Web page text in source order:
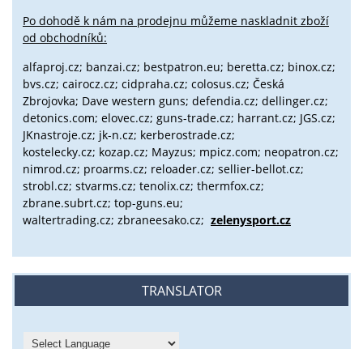
Po dohodě k nám na prodejnu můžeme naskladnit zboží
od obchodníků:
alfaproj.cz; banzai.cz; bestpatron.eu; beretta.cz; binox.cz;
bvs.cz; cairocz.cz; cidpraha.cz; colosus.cz; Česká
Zbrojovka; Dave western guns; defendia.cz; dellinger.cz;
detonics.com; elovec.cz; guns-trade.cz; harrant.cz; JGS.cz;
JKnastroje.cz; jk-n.cz; kerberostrade.cz;
kostelecky.cz; kozap.cz; Mayzus; mpicz.com; neopatron.cz;
nimrod.cz; proarms.cz; reloader.cz; sellier-bellot.cz;
strobl.cz; stvarms.cz; tenolix.cz; thermfox.cz;
zbrane.subrt.cz; top-guns.eu;
waltertrading.cz; zbraneesako.cz; zelenysport.cz
TRANSLATOR